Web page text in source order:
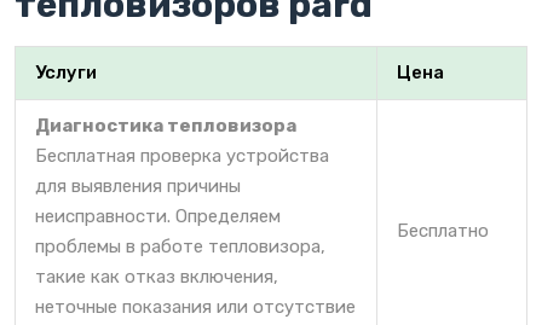
Услуги Цена
Диагностика тепловизора
Бесплатная проверка устройства
для выявления причины
неисправности. Определяем
проблемы в работе тепловизора,
такие как отказ включения,
неточные показания или отсутствие
Бесплатно